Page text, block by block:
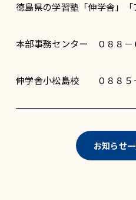
徳島県の学習塾「伸学舎」「
本部事務センター ０８８－
伸学舎小松島校 ０８８５
お知らせ